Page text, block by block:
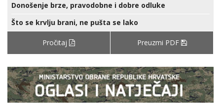
Donošenje brze, pravodobne i dobre odluke
Što se krvlju brani, ne pušta se lako
Pročitaj Preuzmi PDF